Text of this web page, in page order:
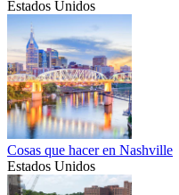
Estados Unidos
Cosas que hacer en Nashville
Estados Unidos